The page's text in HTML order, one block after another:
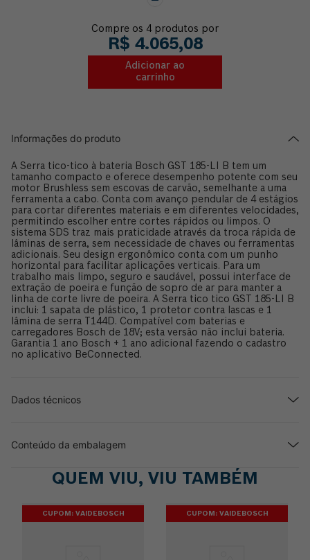
Compre os 4produtos por
R$ 4.065,08
Adicionar ao
carrinho
Informações do produto
A Serra tico-tico à bateria Bosch GST 185-LI B tem um
tamanho compacto e oferece desempenho potente com seu
motor Brushless sem escovas de carvão, semelhante a uma
ferramenta a cabo. Conta com avanço pendular de 4 estágios
para cortar diferentes materiais e em diferentes velocidades,
permitindo escolher entre cortes rápidos ou limpos. O
sistema SDS traz mais praticidade através da troca rápida de
lâminas de serra, sem necessidade de chaves ou ferramentas
adicionais. Seu design ergonômico conta com um punho
horizontal para facilitar aplicações verticais. Para um
trabalho mais limpo, seguro e saudável, possui interface de
extração de poeira e função de sopro de ar para manter a
linha de corte livre de poeira. A Serra tico tico GST 185-LI B
inclui: 1 sapata de plástico, 1 protetor contra lascas e 1
lâmina de serra T144D. Compatível com baterias e
carregadores Bosch de 18V; esta versão não inclui bateria.
Garantia 1 ano Bosch + 1 ano adicional fazendo o cadastro
no aplicativo BeConnected.
Dados técnicos
Conteúdo da embalagem
QUEM VIU, VIU TAMBÉM
CUPOM: VAIDEBOSCH CUPOM: VAIDEBOSCH